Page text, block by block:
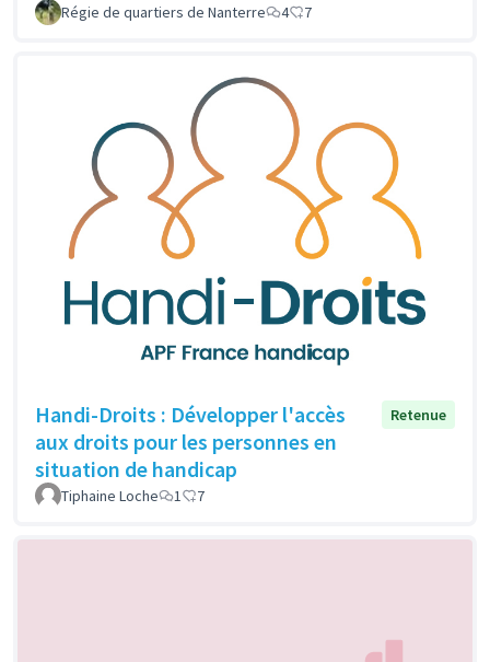
Régie de quartiers de Nanterre 4 7
Handi-Droits : Développer l'accès
aux droits pour les personnes en
situation de handicap
Retenue
Tiphaine Loche 1 7